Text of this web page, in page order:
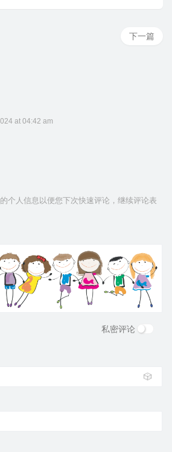
下一篇
at 04:42 am
个人信息以便您下次快速评论，继续评论表
私密评论
🎲